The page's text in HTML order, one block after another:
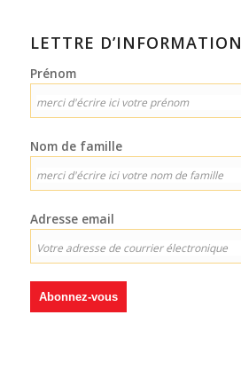
LETTRE D’INFORMATION
Prénom
Nom de famille
Adresse email